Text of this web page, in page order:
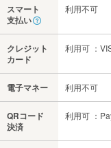
スマート
支払い
利用不可
クレジット
カード
利用可 ：
電子マネー 利用不可
QRコード
決済
利用可 ：